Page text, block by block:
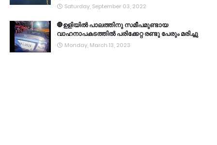
Saturday, September 03, 2022
🛑ഉളിയിൽ പാലത്തിനു സമീപമുണ്ടായ
വാഹനാപകടത്തിൽ പരിക്കേറ്റ രണ്ടു പേരും മരിച്ചു
Monday, March 13, 2023